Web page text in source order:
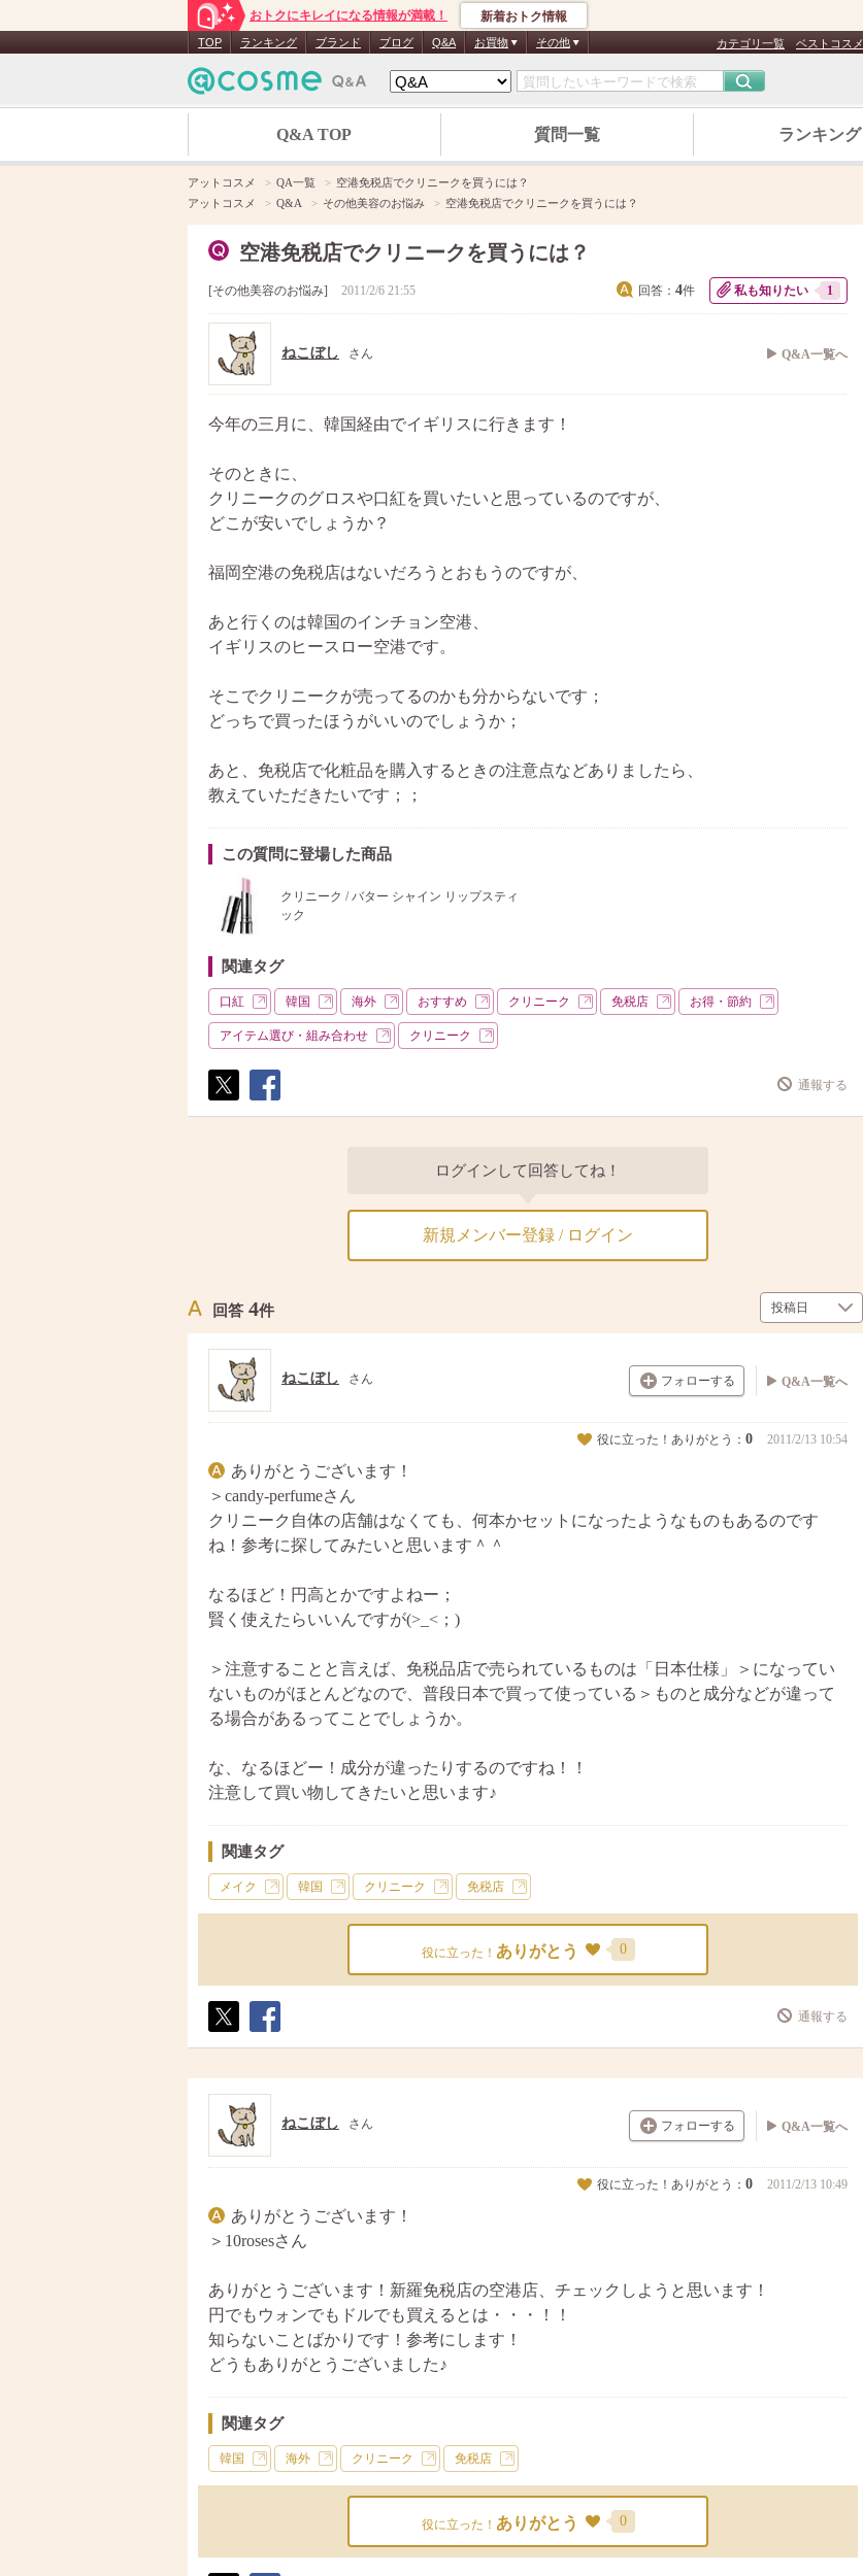
おトクにキレイになる情報が満載！ 新着おトク情報
TOP ランキング ブランド ブログ Q&A お買物 その他 カテゴリ一覧 ベストコスメ
Q&A TOP 質問一覧 ランキング
アットコスメ QA一覧
空港免税店でクリニークを買うには？
アットコスメ
Q&A その他美容のお悩み 空港免税店でクリニークを買うには？
空港免税店でクリニークを買うには？
その他美容のお悩み 2011/2/6 21:55 回答： 4件 私も知りたい 1
ねこぼし さん Q&A一覧へ
今年の三月に、韓国経由でイギリスに行きます！
そのときに、
クリニークのグロスや口紅を買いたいと思っているのですが、
どこが安いでしょうか？
福岡空港の免税店はないだろうとおもうのですが、
あと行くのは韓国のインチョン空港、
イギリスのヒースロー空港です。
そこでクリニークが売ってるのかも分からないです；
どっちで買ったほうがいいのでしょうか；
あと、免税店で化粧品を購入するときの注意点などありましたら、
教えていただきたいです；；
この質問に登場した商品
クリニーク / バター シャイン リップスティ
ック
関連タグ
口紅 韓国 海外 おすすめ クリニーク 免税店 お得・節約
アイテム選び・組み合わせ クリニーク
ト
ア
通報する
ログインして回答してね！
新規メンバー登録 / ログイン
回答 4件
フォローする
ねこぼし さん Q&A一覧へ
役に立った！ありがとう： 0 2011/2/13 10:54
ありがとうございます！
＞candy-perfumeさん
クリニーク自体の店舗はなくても、何本かセットになったようなものもあるのです
ね！参考に探してみたいと思います＾＾
なるほど！円高とかですよねー；
賢く使えたらいいんですが(>_<；)
＞注意することと言えば、免税品店で売られているものは「日本仕様」＞になってい
ないものがほとんどなので、普段日本で買って使っている＞ものと成分などが違って
る場合があるってことでしょうか。
な、なるほどー！成分が違ったりするのですね！！
注意して買い物してきたいと思います♪
関連タグ
メイク 韓国 クリニーク 免税店
役に立った！ ありがとう 0
ト
ア
通報する
フォローする
ねこぼし さん Q&A一覧へ
役に立った！ありがとう： 0 2011/2/13 10:49
ありがとうございます！
＞10rosesさん
ありがとうございます！新羅免税店の空港店、チェックしようと思います！
円でもウォンでもドルでも買えるとは・・・！！
知らないことばかりです！参考にします！
どうもありがとうございました♪
関連タグ
韓国 海外 クリニーク 免税店
役に立った！ ありがとう 0